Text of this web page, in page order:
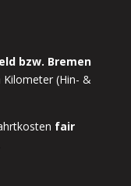
bzw. Bremen
Kilometer (Hin- &
fair